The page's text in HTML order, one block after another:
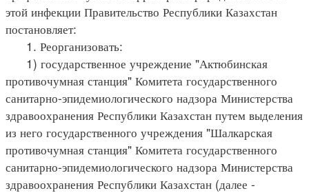
этой инфекции Правительство Республики Казахстан
постановляет:
1. Реорганизовать:
1) государственное учреждение "Актюбинская
противочумная станция" Комитета государственного
санитарно-эпидемиологического надзора Министерства
здравоохранения Республики Казахстан путем выделения
из него государственного учреждения "Шалкарская
противочумная станция" Комитета государственного
санитарно-эпидемиологического надзора Министерства
здравоохранения Республики Казахстан (далее -